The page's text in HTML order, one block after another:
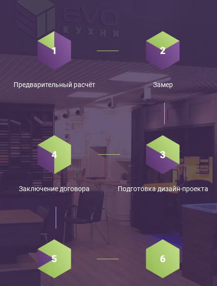
Предварительный расчёт Замер
Подготовка дизайн-проекта
Заключение договора